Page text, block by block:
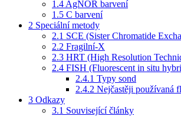
1.4 AgNOR barvení
1.5 C barvení
2 Speciální metody
2.1 SCE (Sister Chromatide
2.2 Fragilní-X
2.3 HRT (High Resolution
2.4 FISH (Fluorescent in situ
2.4.1 Typy sond
2.4.2 Nejčastěji používaná
3 Odkazy
3.1 Související články